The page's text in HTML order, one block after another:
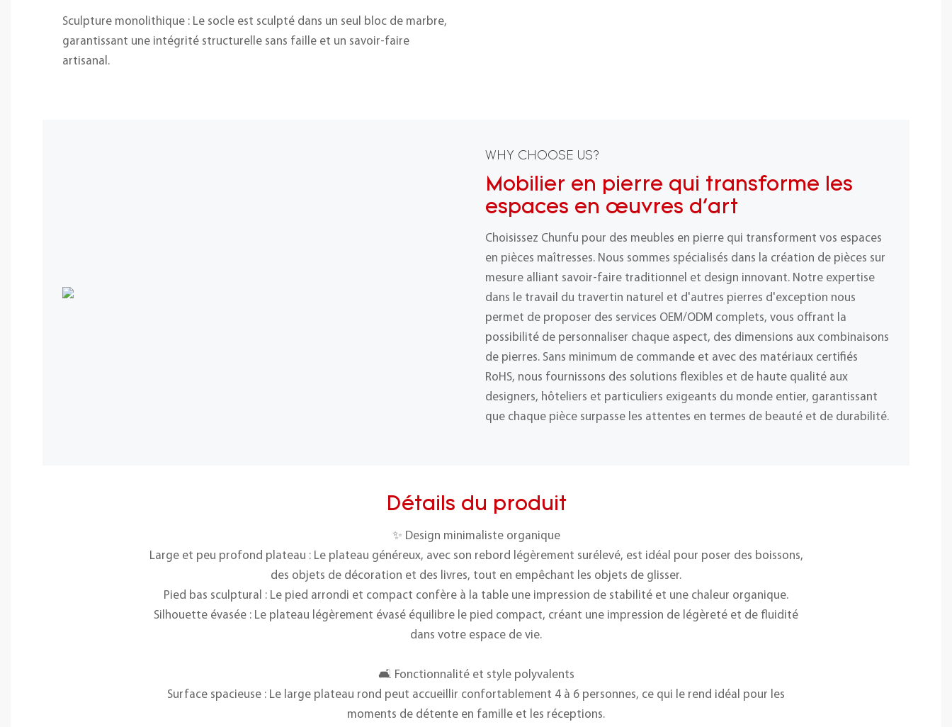
Sculpture monolithique : Le socle est sculpté dans un seul bloc de marbre,
garantissant une intégrité structurelle sans faille et un savoir-faire
artisanal.
WHY CHOOSE US?
Mobilier en pierre qui transforme les
espaces en œuvres d'art
Choisissez Chunfu pour des meubles en pierre qui transforment vos espaces
en pièces maîtresses. Nous sommes spécialisés dans la création de pièces sur
mesure alliant savoir-faire traditionnel et design innovant. Notre expertise
dans le travail du travertin naturel et d'autres pierres d'exception nous
permet de proposer des services OEM/ODM complets, vous offrant la
possibilité de personnaliser chaque aspect, des dimensions aux combinaisons
de pierres. Sans minimum de commande et avec des matériaux certifiés
RoHS, nous fournissons des solutions flexibles et de haute qualité aux
designers, hôteliers et particuliers exigeants du monde entier, garantissant
que chaque pièce surpasse les attentes en termes de beauté et de durabilité.
Détails du produit
✨ Design minimaliste organique
Large et peu profond plateau : Le plateau généreux, avec son rebord légèrement surélevé, est idéal pour poser des boissons,
des objets de décoration et des livres, tout en empêchant les objets de glisser.
Pied bas sculptural : Le pied arrondi et compact confère à la table une impression de stabilité et une chaleur organique.
Silhouette évasée : Le plateau légèrement évasé équilibre le pied compact, créant une impression de légèreté et de fluidité
dans votre espace de vie.
🛋️ Fonctionnalité et style polyvalents
Surface spacieuse : Le large plateau rond peut accueillir confortablement 4 à 6 personnes, ce qui le rend idéal pour les
moments de détente en famille et les réceptions.